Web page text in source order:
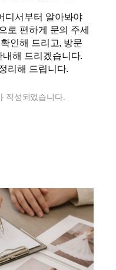
디서부터 알아봐야
로 편하게 문의 주세
인해 드리고, 방문
해 드리겠습니다.
리해 드립니다.
작성되었습니다.